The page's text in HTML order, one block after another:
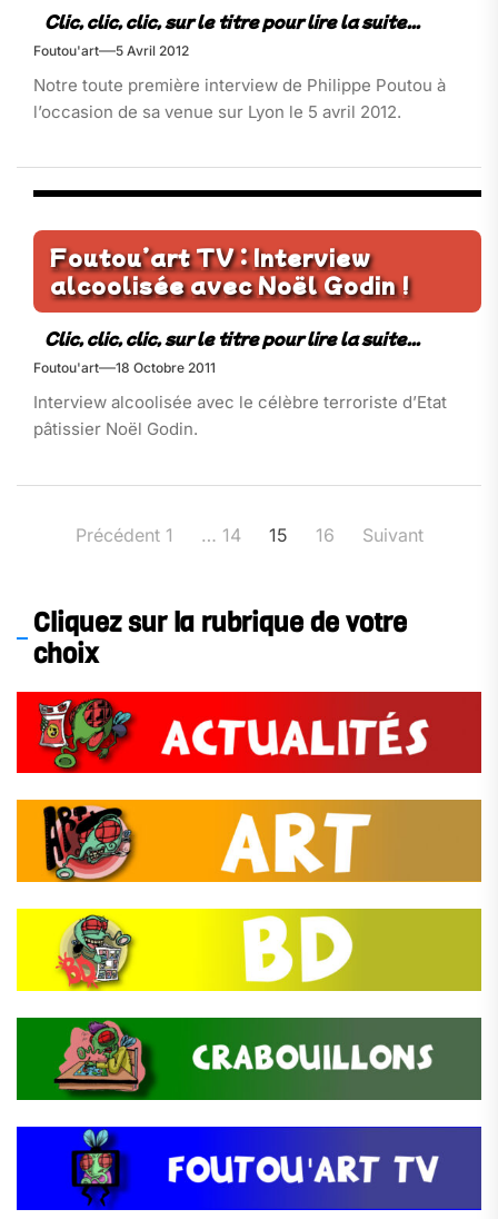
Foutou'art 5 Avril 2012
Notre toute première interview de Philippe Poutou à
l’occasion de sa venue sur Lyon le 5 avril 2012.
Foutou’art TV : Interview
alcoolisée avec Noël Godin !
Foutou'art 18 Octobre 2011
Interview alcoolisée avec le célèbre terroriste d’Etat
pâtissier Noël Godin.
Pagination
Précédent 1 … 14 15 16 Suivant
Cliquez sur la rubrique de votre
choix